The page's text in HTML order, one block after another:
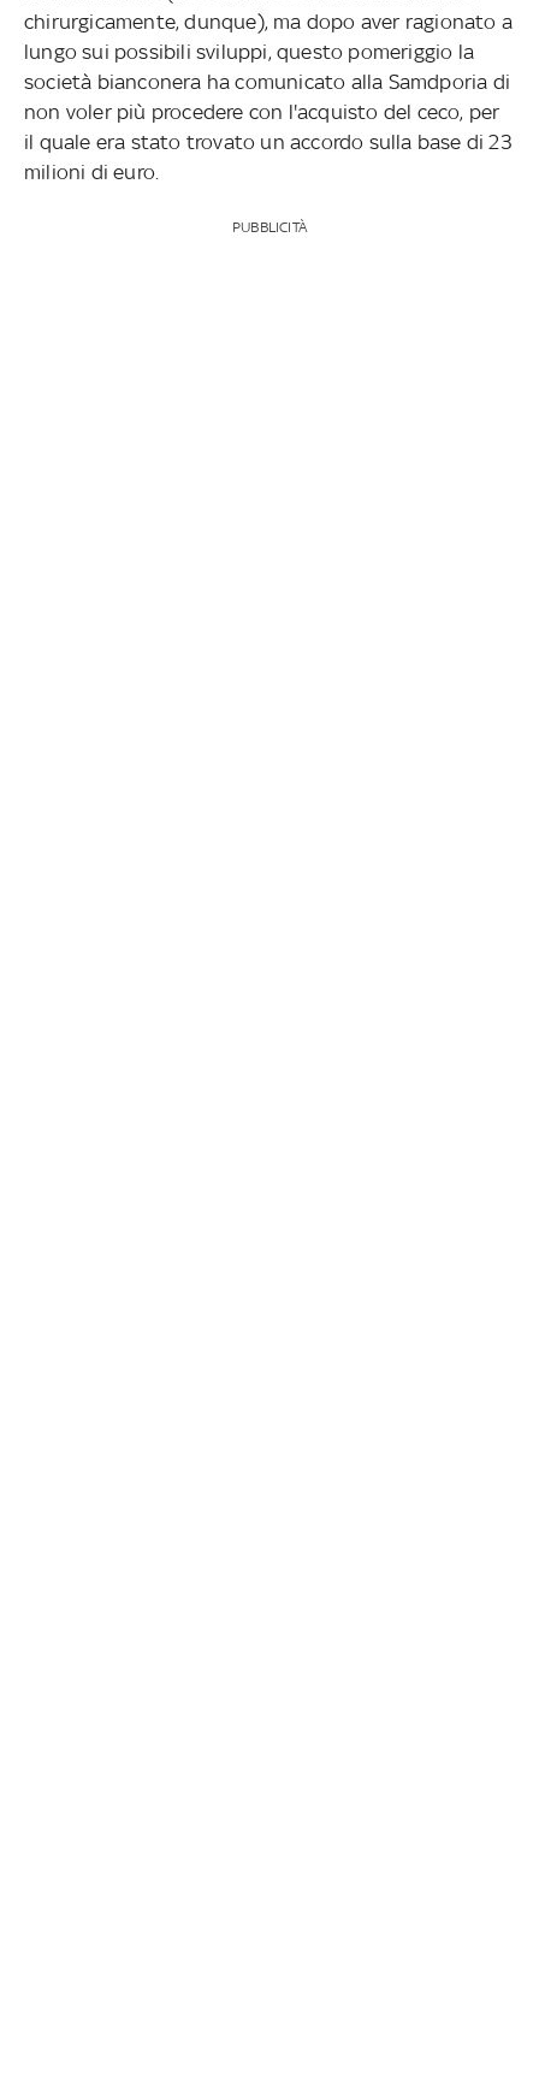
chirurgicamente, dunque), ma dopo aver ragionato a
lungo sui possibili sviluppi, questo pomeriggio la
società bianconera ha comunicato alla Samdporia di
non voler più procedere con l'acquisto del ceco, per
il quale era stato trovato un accordo sulla base di 23
milioni di euro.
PUBBLICITÀ